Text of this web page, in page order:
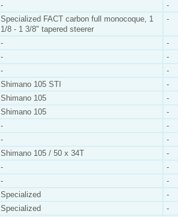
-
-
Specialized FACT carbon full monocoque, 1
1/8 - 1 3/8" tapered steerer
-
-
-
-
-
-
-
Shimano 105 STI
-
Shimano 105
-
Shimano 105
-
-
-
-
-
Shimano 105 / 50 x 34T
-
-
-
-
-
Specialized
-
Specialized
-